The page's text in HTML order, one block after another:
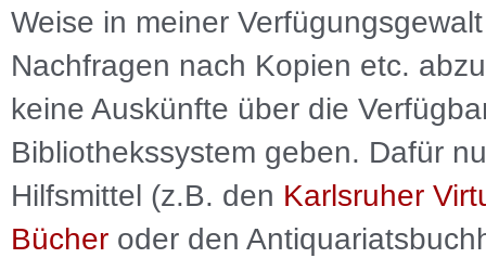
Weise in meiner
Nachfragen nach Kopien etc.
keine Auskünfte über die
Bibliothekssystem geben. Dafür
Hilfsmittel (z.B. den Karlsruher
Bücher oder den